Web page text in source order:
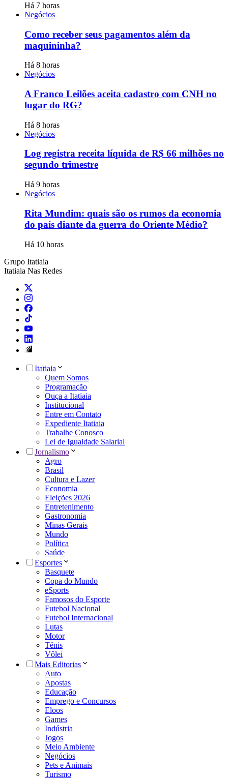
Há 7 horas
Negócios
Como receber seus pagamentos além da
maquininha?
Há 8 horas
Negócios
A Franco Leilões aceita cadastro com CNH no
lugar do RG?
Há 8 horas
Negócios
Log registra receita líquida de R$ 66 milhões no
segundo trimestre
Há 9 horas
Negócios
Rita Mundim: quais são os rumos da economia
do país diante da guerra do Oriente Médio?
Há 10 horas
Grupo Itatiaia
Itatiaia Nas Redes
Itatiaia
Quem Somos
Programação
Ouça a Itatiaia
Institucional
Entre em Contato
Expediente Itatiaia
Trabalhe Conosco
Lei de Igualdade Salarial
Jornalismo
Agro
Brasil
Cultura e Lazer
Economia
Eleições 2026
Entretenimento
Gastronomia
Minas Gerais
Mundo
Política
Saúde
Esportes
Basquete
Copa do Mundo
eSports
Famosos do Esporte
Futebol Nacional
Futebol Internacional
Lutas
Motor
Tênis
Vôlei
Mais Editorias
Auto
Apostas
Educação
Emprego e Concursos
Eloos
Games
Indústria
Jogos
Meio Ambiente
Negócios
Pets e Animais
Turismo